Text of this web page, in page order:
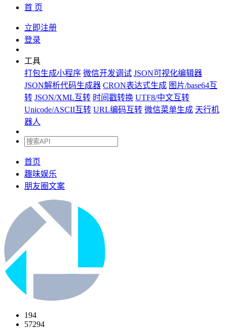
首 页
立即注册
登录
工具
打包生成小程序 微信开发调试 JSON可视化编辑器
JSON解析代码生成器 CRON表达式生成 图片/base64互
转 JSON/XML互转 时间戳转换 UTF8/中文互转
Unicode/ASCII互转 URL编码互转 微信菜单生成 天行机
器人
首页
趣味娱乐
朋友圈文案
194
57294